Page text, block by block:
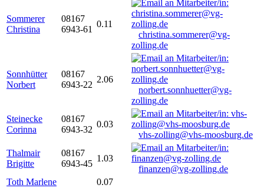
Sommerer
Christina
08167
6943-61
0.11
christina.sommerer@vg-
zolling.de
Sonnhütter
Norbert
08167
6943-22
2.06
norbert.sonnhuetter@vg-
zolling.de
Steinecke
Corinna
08167
6943-32
0.03
vhs-zolling@vhs-moosburg.de
Thalmair
Brigitte
08167
6943-45
1.03
finanzen@vg-zolling.de
Toth Marlene
0.07